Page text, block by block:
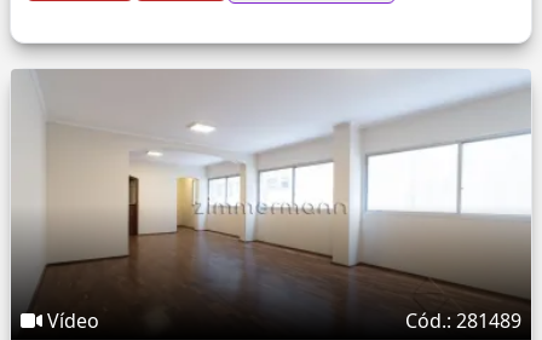
Vídeo Cód.: 281489